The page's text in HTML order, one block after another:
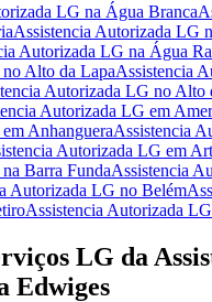
LG na Água Branca
Assistencia Autorizada LG
Autorizada LG na Água
no Alto da LapaAssistencia
Autorizada LG no Alto
Autorizada LG em
em AnhangueraAssistencia
Autorizada LG em
na Barra FundaAssistencia
Autorizada LG no Belém
Assistencia Autorizada LG
LG da
Edwiges